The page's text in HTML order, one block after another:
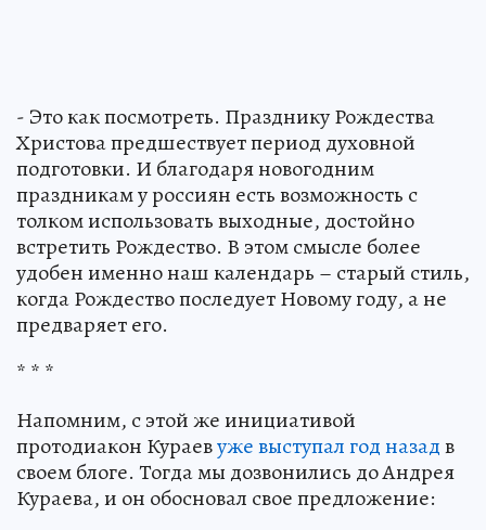
- Это как посмотреть. Празднику Рождества
Христова предшествует период духовной
подготовки. И благодаря новогодним
праздникам у россиян есть возможность с
толком использовать выходные, достойно
встретить Рождество. В этом смысле более
удобен именно наш календарь – старый стиль,
когда Рождество последует Новому году, а не
предваряет его.
* * *
Напомним, с этой же инициативой
протодиакон Кураевуже выступал год назадв
своем блоге. Тогда мы дозвонились до Андрея
Кураева, и он обосновал свое предложение: